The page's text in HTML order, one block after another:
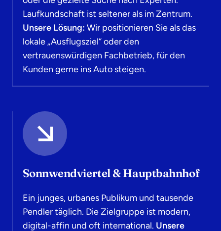
Laufkundschaft ist seltener als im Zentrum.
Unsere Lösung: Wir positionieren Sie als das
lokale „Ausflugsziel“ oder den
vertrauenswürdigen Fachbetrieb, für den
Kunden gerne ins Auto steigen.
Sonnwendviertel & Hauptbahnhof
Ein junges, urbanes Publikum und tausende
Pendler täglich. Die Zielgruppe ist modern,
digital-affin und oft international. Unsere